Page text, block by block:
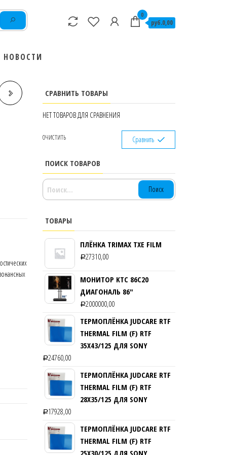
0
руб.0,00
НОВОСТИ
СРАВНИТЬ ТОВАРЫ
НЕТ ТОВАРОВ ДЛЯ СРАВНЕНИЯ
ОЧИСТИТЬ Сравнить
ПОИСК ТОВАРОВ
НАЙТИ:
ТОВАРЫ
ПЛЁНКА TRIMAX TXE FILM
Р27310,00
МОНИТОР KTC 86C20
ДИАГОНАЛЬ 86″
Р2000000,00
ТЕРМОПЛЁНКА JUDCARE RTF
THERMAL FILM (F) RTF
35Х43/125 ДЛЯ SONY
Р24760,00
ТЕРМОПЛЁНКА JUDCARE RTF
THERMAL FILM (F) RTF
28Х35/125 ДЛЯ SONY
Р17928,00
ТЕРМОПЛЁНКА JUDCARE RTF
THERMAL FILM (F) RTF
25Х30/125 ДЛЯ SONY